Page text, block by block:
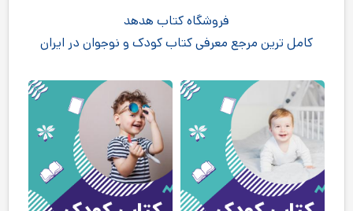
فروشگاه کتاب هدهد
کامل ترین مرجع معرفی کتاب کودک و نوجوان در ایران